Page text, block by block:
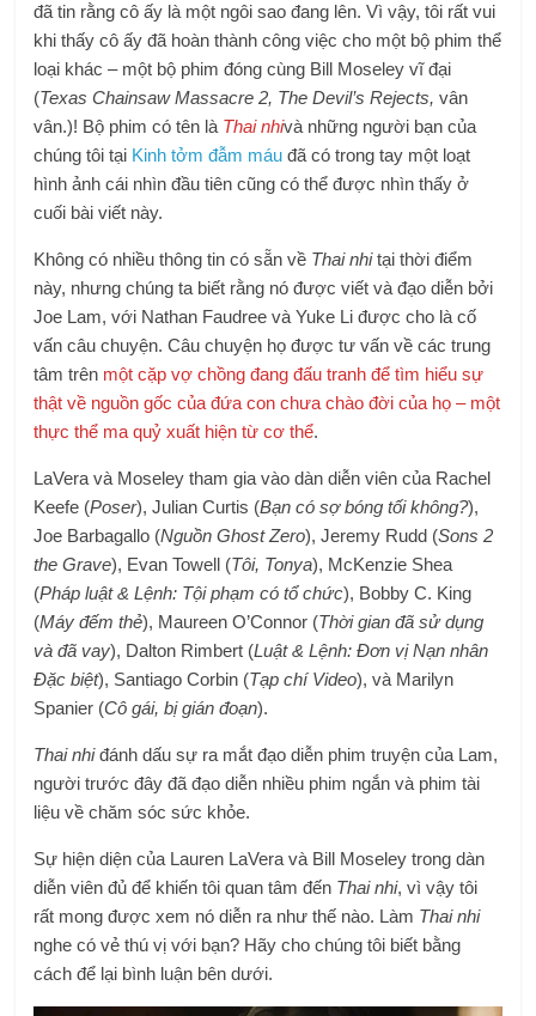
đã tin rằng cô ấy là một ngôi sao đang lên. Vì vậy, tôi rất vui
khi thấy cô ấy đã hoàn thành công việc cho một bộ phim thể
loại khác – một bộ phim đóng cùng Bill Moseley vĩ đại
(Texas Chainsaw Massacre 2, The Devil’s Rejects, vân
vân.)! Bộ phim có tên là Thai nhivà những người bạn của
chúng tôi tại Kinh tởm đẫm máu đã có trong tay một loạt
hình ảnh cái nhìn đầu tiên cũng có thể được nhìn thấy ở
cuối bài viết này.
Không có nhiều thông tin có sẵn về Thai nhitại thời điểm
này, nhưng chúng ta biết rằng nó được viết và đạo diễn bởi
Joe Lam, với Nathan Faudree và Yuke Li được cho là cố
vấn câu chuyện. Câu chuyện họ được tư vấn về các trung
tâm trên một cặp vợ chồng đang đấu tranh để tìm hiểu sự
thật về nguồn gốc của đứa con chưa chào đời của họ – một
thực thể ma quỷ xuất hiện từ cơ thể.
LaVera và Moseley tham gia vào dàn diễn viên của Rachel
Keefe (Poser), Julian Curtis (Bạn có sợ bóng tối không?),
Joe Barbagallo (Nguồn Ghost Zero), Jeremy Rudd (Sons 2
the Grave), Evan Towell (Tôi, Tonya), McKenzie Shea
(Pháp luật & Lệnh: Tội phạm có tổ chức), Bobby C. King
(Máy đếm thẻ), Maureen O’Connor (Thời gian đã sử dụng
và đã vay), Dalton Rimbert (Luật & Lệnh: Đơn vị Nạn nhân
Đặc biệt), Santiago Corbin (Tạp chí Video), và Marilyn
Spanier (Cô gái, bị gián đoạn).
Thai nhiđánh dấu sự ra mắt đạo diễn phim truyện của Lam,
người trước đây đã đạo diễn nhiều phim ngắn và phim tài
liệu về chăm sóc sức khỏe.
Sự hiện diện của Lauren LaVera và Bill Moseley trong dàn
diễn viên đủ để khiến tôi quan tâm đến Thai nhi, vì vậy tôi
rất mong được xem nó diễn ra như thế nào. Làm Thai nhi
nghe có vẻ thú vị với bạn? Hãy cho chúng tôi biết bằng
cách để lại bình luận bên dưới.